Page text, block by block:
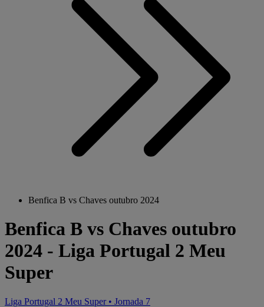
Benfica B vs Chaves outubro 2024
Benfica B vs Chaves outubro
2024 - Liga Portugal 2 Meu
Super
Liga Portugal 2 Meu Super • Jornada 7